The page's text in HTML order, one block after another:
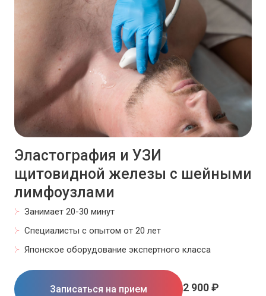
Эластография и УЗИ
щитовидной железы с шейными
лимфоузлами
Занимает 20-30 минут
Специалисты с опытом от 20 лет
Японское оборудование экспертного класса
Записаться на прием 2 900 ₽